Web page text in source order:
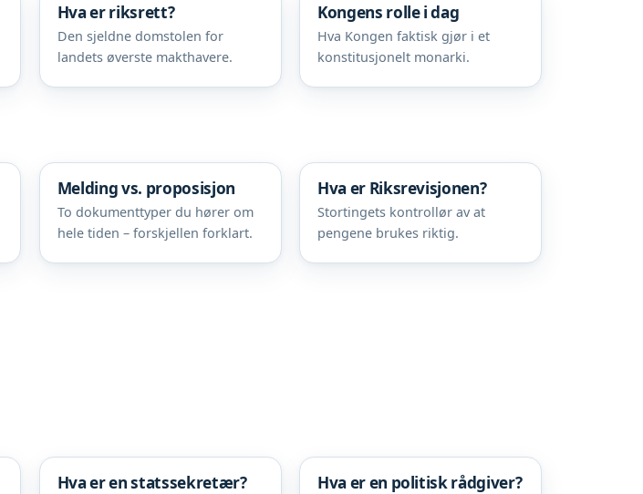
Hva er riksrett?
Den sjeldne domstolen for
landets øverste makthavere.
Kongens rolle i dag
Hva Kongen faktisk gjør i et
konstitusjonelt monarki.
Melding vs. proposisjon
To dokumenttyper du hører om
hele tiden – forskjellen forklart.
Hva er Riksrevisjonen?
Stortingets kontrollør av at
pengene brukes riktig.
Hva er en statssekretær? Hva er en politisk rådgiver?